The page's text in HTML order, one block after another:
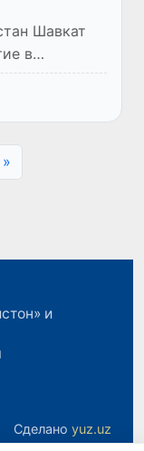
Шавкат
в
в
и
Сделано yuz.uz